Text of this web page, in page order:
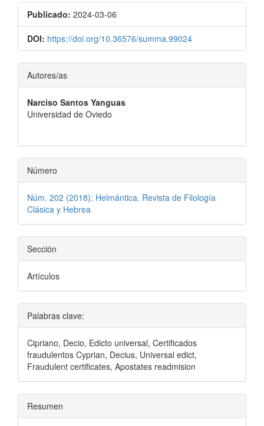
lateral
del
artículo
Publicado: 2024-03-06
DOI: https://doi.org/10.36576/summa.99024
Contenido
principal
del
Autores/as
Narciso Santos Yanguas
Universidad de Oviedo
Número
Núm. 202 (2018): Helmántica. Revista de Filología
Clásica y Hebrea
Sección
Artículos
Palabras clave:
Cipriano, Decio, Edicto universal, Certificados
fraudulentos Cyprian, Decius, Universal edict,
Fraudulent certificates, Apostates readmision
Resumen